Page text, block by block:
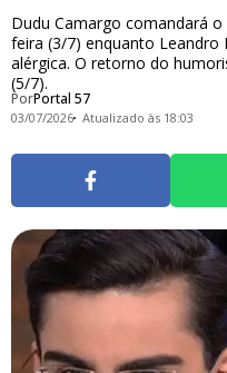
Dudu Camargo comandará
feira (3/7) enquanto Leandro
alérgica. O retorno do
(5/7).
PorPortal 57
03/07/2026 Atualizado às 18:03